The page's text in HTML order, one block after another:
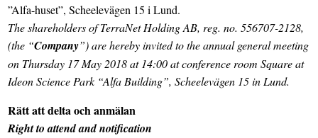
”Alfa-huset”, Scheelevägen 15 i Lund.
The shareholders of TerraNet Holding AB, reg. no. 556707-2128,
(the “Company”) are hereby invited to the annual general meeting
on Thursday 17 May 2018 at 14:00 at conference room Square at
Ideon Science Park “Alfa Building”, Scheelevägen 15 in Lund.
Rätt att delta och anmälan
Right to attend and notification